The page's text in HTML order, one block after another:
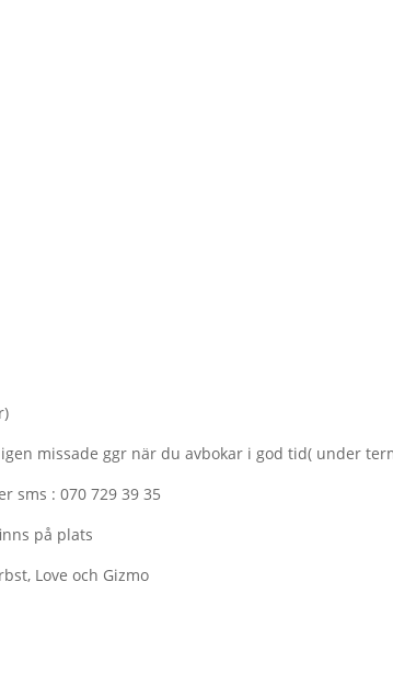
missade ggr när du avbokar i god tid( under
sms : 070 729 39 35
på plats
Love och Gizmo